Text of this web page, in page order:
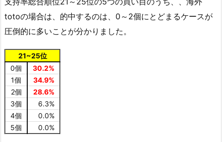
totoの場合は、的中するのは、0～2個にとどまるケースが
圧倒的に多いことが分かりました。
21~25位
0個
30.2%
1個
34.9%
2個
28.6%
3個
6.3%
4個
0.0%
5個
0.0%